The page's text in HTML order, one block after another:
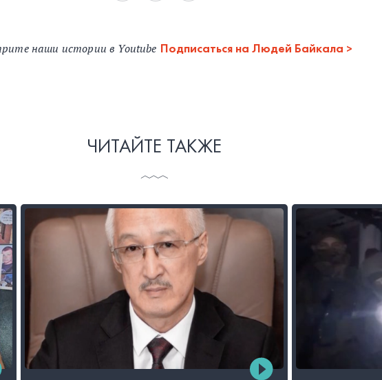
наши истории в Youtube Подписаться на Людей Байкала
ЧИТАЙТЕ ТАКЖЕ